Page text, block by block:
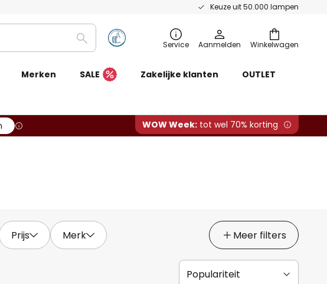
Keuze uit 50.000 lampen
Winkelwagen
Zoeken Service Aanmelden
Merken SALE Zakelijke klanten OUTLET
WOW Week:tot wel 70% korting
Prijs Merk Meer filters